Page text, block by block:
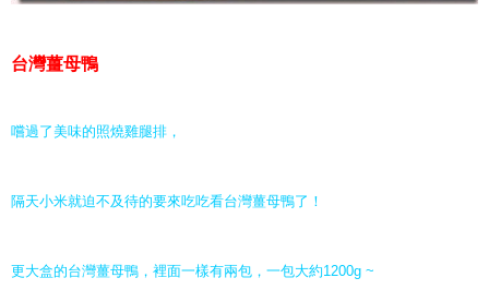
台灣薑母鴨
嚐過了美味的照燒雞腿排，
隔天小米就迫不及待的要來吃吃看台灣薑母鴨了！
更大盒的台灣薑母鴨，裡面一樣有兩包，一包大約1200g ~